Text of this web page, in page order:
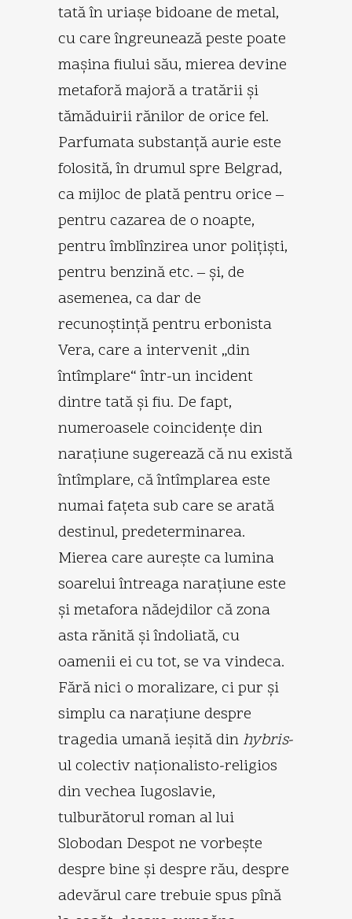
tată în uriaşe bidoane de metal,
cu care îngreunează peste poate
maşina fiului său, mierea devine
metaforă majoră a tratării şi
tămăduirii rănilor de orice fel.
Parfumata substanţă aurie este
folosită, în drumul spre Belgrad,
ca mijloc de plată pentru orice –
pentru cazarea de o noapte,
pentru îmblînzirea unor poliţişti,
pentru benzină etc. – şi, de
asemenea, ca dar de
recunoştinţă pentru erbonista
Vera, care a intervenit „din
întîmplare“ într-un incident
dintre tată şi fiu. De fapt,
numeroasele coincidenţe din
naraţiune sugerează că nu există
întîmplare, că întîmplarea este
numai faţeta sub care se arată
destinul, predeterminarea.
Mierea care aureşte ca lumina
soarelui întreaga naraţiune este
şi metafora nădejdilor că zona
asta rănită şi îndoliată, cu
oamenii ei cu tot, se va vindeca.
Fără nici o moralizare, ci pur şi
simplu ca naraţiune despre
tragedia umană ieşită din hybris-
ul colectiv naţionalisto-religios
din vechea Iugoslavie,
tulburătorul roman al lui
Slobodan Despot ne vorbeşte
despre bine şi despre rău, despre
adevărul care trebuie spus pînă